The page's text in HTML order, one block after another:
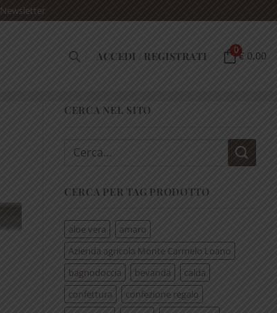
Newsletter
ACCEDI / REGISTRATI 0€ 0,00
CERCA NEL SITO
Cerca:
CERCA PER TAG PRODOTTO
aloe vera
amaro
Azienda agricola Monte Carmelo Loano
bagnodoccia
bevanda
calda
confettura
confezione regalo